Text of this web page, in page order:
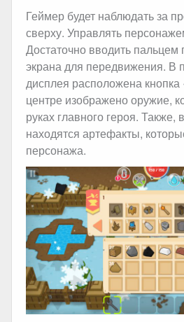
Геймер будет наблюдать за
сверху. Управлять
Достаточно вводить пальцем
экрана для передвижения. В
дисплея расположена кнопка
центре изображено оружие,
руках главного героя. Также,
находятся артефакты,
персонажа.